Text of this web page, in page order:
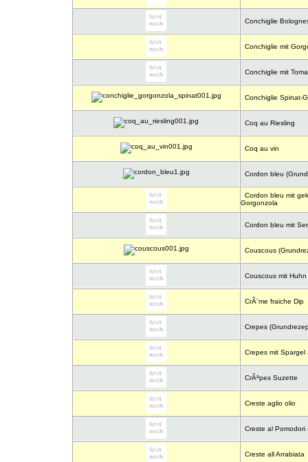
Conchiglie
Conchiglie mit
Conchiglie mit
Conchiglie Spinat-
Coq au Riesling
Coq au vin
Cordon bleu
Cordon bleu mit
Gorgonzola
Cordon bleu mit
Couscous
Couscous mit Huhn
CrÃ¨me fraiche Dip
Crepes
Crepes mit Spargel
CrÃªpes Suzette
Creste aglio olio
Creste al Pomodori
Creste all Arrabiata